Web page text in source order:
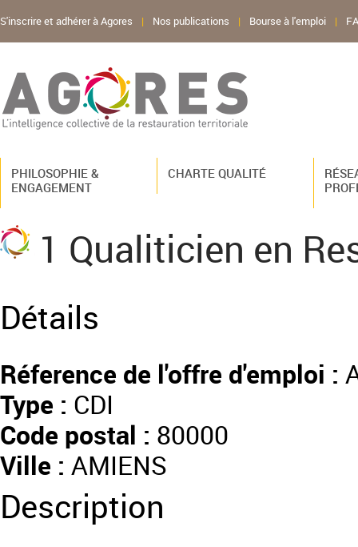
S'inscrire et adhérer à Agores | Nos publications | Bourse à l'emploi |
PHILOSOPHIE &
ENGAGEMENT
CHARTE QUALITÉ
1 Qualiticien en
Détails
Réference de l'offre d'emploi :
Type : CDI
Code postal : 80000
Ville : AMIENS
Description